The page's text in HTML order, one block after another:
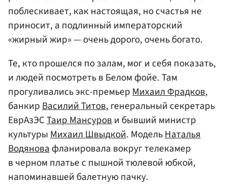
поблескивает, как настоящая, но счастья не
приносит, а подлинный императорский
«жирный жир» — очень дорого, очень богато.
Те, кто прошелся по залам, мог и себя показать,
и людей посмотреть в Белом фойе. Там
прогуливались экс-премьерМихаил Фрадков,
банкирВасилий Титов, генеральный секретарь
ЕврАзЭСТаир Мансурови бывший министр
культурыМихаил Швыдкой. МодельНаталья
Водяновафланировала вокруг телекамер
в черном платье с пышной тюлевой юбкой,
напоминавшей балетную пачку.